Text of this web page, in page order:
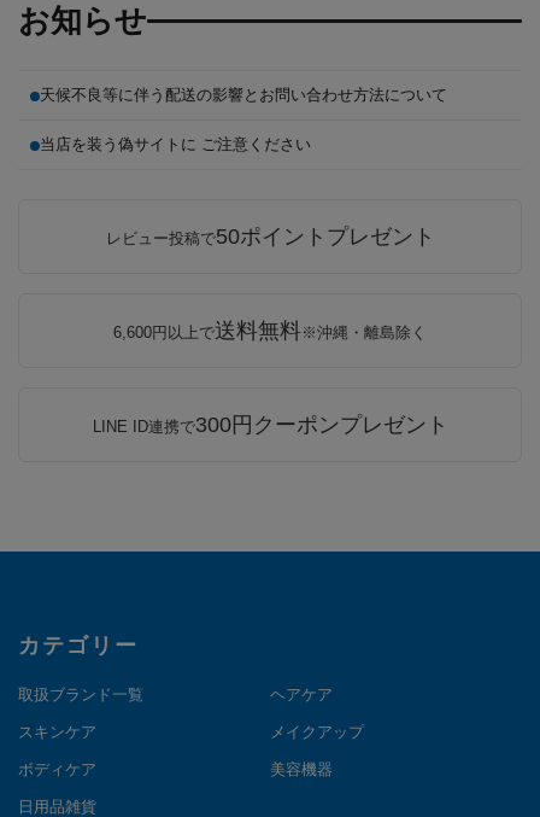
お知らせ
天候不良等に伴う配送の影響とお問い合わせ方法について
当店を装う偽サイトに ご注意ください
レビュー投稿で50ポイントプレゼント
6,600円以上で送料無料※沖縄・離島除く
LINE ID連携で300円クーポンプレゼント
カテゴリー
取扱ブランド一覧 ヘアケア
スキンケア メイクアップ
ボディケア 美容機器
日用品雑貨